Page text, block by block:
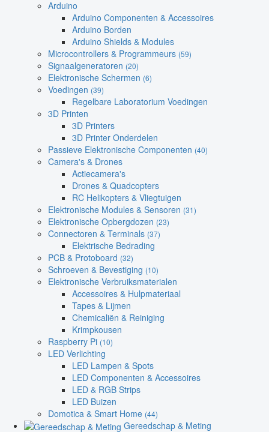
Arduino
Arduino Componenten & Accessoires
Arduino Borden
Arduino Shields & Modules
Microcontrollers & Programmeurs (59)
Signaalgeneratoren (20)
Elektronische Schermen (6)
Voedingen (39)
Regelbare Laboratorium Voedingen
3D Printen
3D Printers
3D Printer Onderdelen
Passieve Elektronische Componenten (40)
Camera's & Drones
Actiecamera's
Drones & Quadcopters
RC Helikopters & Vliegtuigen
Elektronische Modules & Sensoren (31)
Elektronische Opbergdozen (23)
Connectoren & Terminals (37)
Elektrische Bedrading
PCB & Protoboard (32)
Schroeven & Bevestiging (10)
Elektronische Verbruiksmaterialen
Accessoires & Hulpmateriaal
Tapes & Lijmen
Chemicaliën & Reiniging
Krimpkousen
Raspberry Pi (10)
LED Verlichting
LED Lampen & Spots
LED Componenten & Accessoires
LED & RGB Strips
LED Buizen
Domotica & Smart Home (44)
Gereedschap & Meting